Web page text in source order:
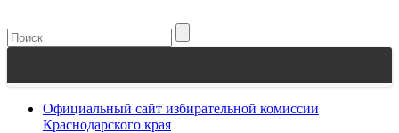
Официальный сайт избирательной комиссии
Краснодарского края